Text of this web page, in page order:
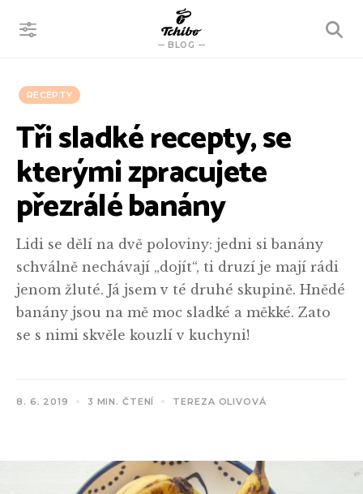
BLOG
VYHLEDÁVÁNÍ
RECEPTY
Tři sladké recepty, se
kterými zpracujete
přezrálé banány
Lidi se dělí na dvě poloviny: jedni si banány
schválně nechávají „dojít“, ti druzí je mají rádi
jenom žluté. Já jsem v té druhé skupině. Hnědé
banány jsou na mě moc sladké a měkké. Zato
se s nimi skvěle kouzlí v kuchyni!
8. 6. 2019 3 MIN. ČTENÍ TEREZA OLIVOVÁ